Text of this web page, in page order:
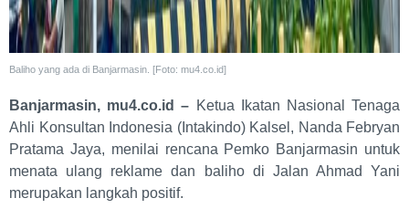
Baliho yang ada di Banjarmasin. [Foto: mu4.co.id]
Banjarmasin, mu4.co.id – Ketua Ikatan Nasional Tenaga
Ahli Konsultan Indonesia (Intakindo) Kalsel, Nanda Febryan
Pratama Jaya, menilai rencana Pemko Banjarmasin untuk
menata ulang reklame dan baliho di Jalan Ahmad Yani
merupakan langkah positif.